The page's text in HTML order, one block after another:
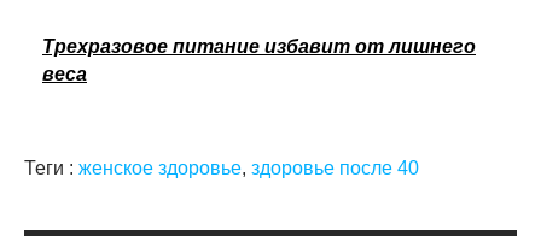
Трехразовое питание избавит от лишнего
веса
Теги : женское здоровье, здоровье после 40